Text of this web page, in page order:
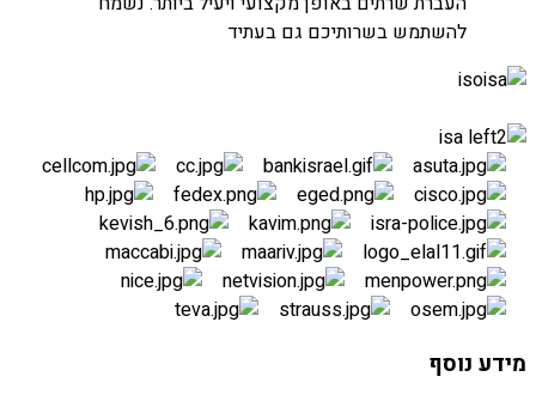
להשתמש בשרותיכם גם בעתיד
מידע נוסף